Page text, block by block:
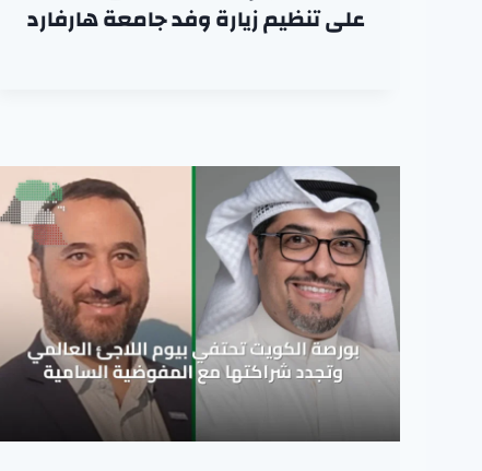
على تنظيم زيارة وفد جامعة هارفارد